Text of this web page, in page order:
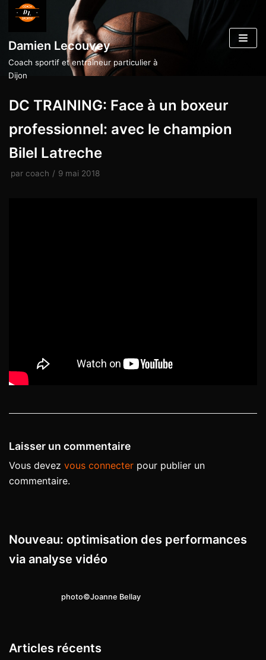
Aller
contenu
Damien Lecouvey
Coach sportif et entraîneur particulier à
Dijon
DC TRAINING: Face à un boxeur
professionnel: avec le champion
Bilel Latreche
par coach 9 mai 2018
Laisser un commentaire
Vous devez vous connecter pour publier un
commentaire.
Nouveau: optimisation des performances
via analyse vidéo
photo©Joanne Bellay
Articles récents